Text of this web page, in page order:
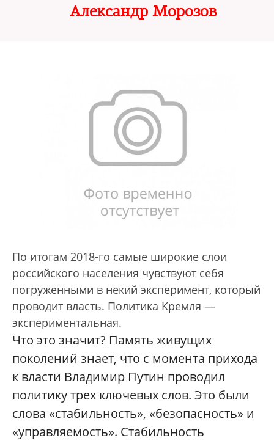
Александр Морозов
По итогам 2018-го самые широкие слои
российского населения чувствуют себя
погруженными в некий эксперимент, который
проводит власть. Политика Кремля —
экспериментальная.
Что это значит? Память живущих
поколений знает, что с момента прихода
к власти Владимир Путин проводил
политику трех ключевых слов. Это были
слова «стабильность», «безопасность» и
«управляемость». Стабильность